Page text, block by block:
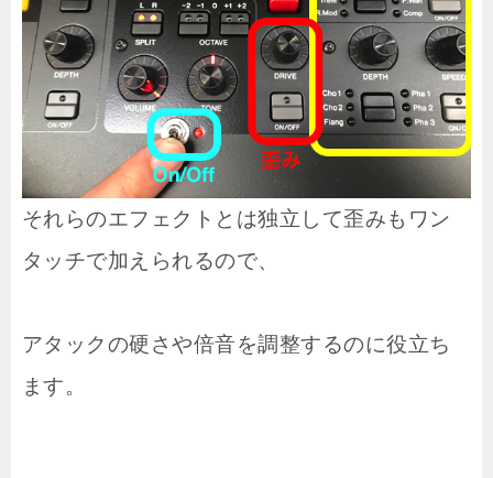
それらのエフェクトとは独立して歪みもワン
タッチで加えられるので、
アタックの硬さや倍音を調整するのに役立ち
ます。